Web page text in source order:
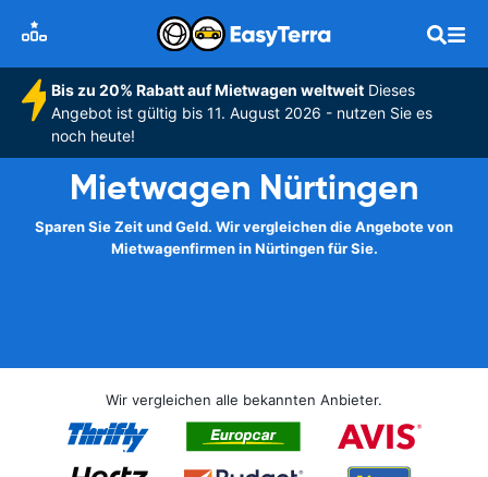
Bis zu 20% Rabatt auf Mietwagen weltweitDieses
Angebot ist gültig bis 11. August 2026 - nutzen Sie es
noch heute!
Mietwagen Nürtingen
Sparen Sie Zeit und Geld. Wir vergleichen die Angebote von
Mietwagenfirmen in Nürtingen für Sie.
Wir vergleichen alle bekannten Anbieter.